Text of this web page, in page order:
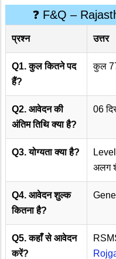
❓ F&Q –
प्रश्न उत्तर
Q1. कुल कितने पद
हैं?
कुल
Q2. आवेदन की
अंतिम तिथि क्या है?
06
Q3. योग्यता क्या है?
अलग
Q4. आवेदन शुल्क
कितना है?
Q5. कहाँ से आवेदन
करें?